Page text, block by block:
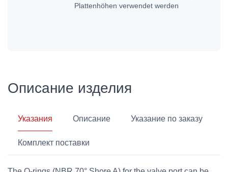
Plattenhöhen verwendet werden
Описание изделия
Указания Описание Указание по заказу
Комплект поставки